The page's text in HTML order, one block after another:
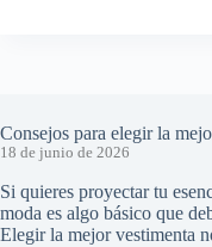
Consejos para elegir la
18 de junio de 2026
Si quieres proyectar tu
moda es algo básico que
Elegir la mejor vestimenta